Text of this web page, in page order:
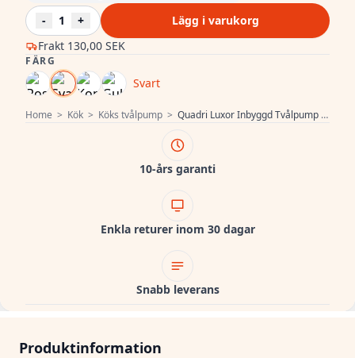
Home > Kök > Köks tvålpump > Quadri Luxor Inbyggd Tvålpump svart påfyllbar från toppen 1208967509
Frakt 130,00 SEK
-
1 + Lägg i varukorg
FÄRG
Svart
10-års garanti
Enkla returer inom 30 dagar
Snabb leverans
Produktinformation